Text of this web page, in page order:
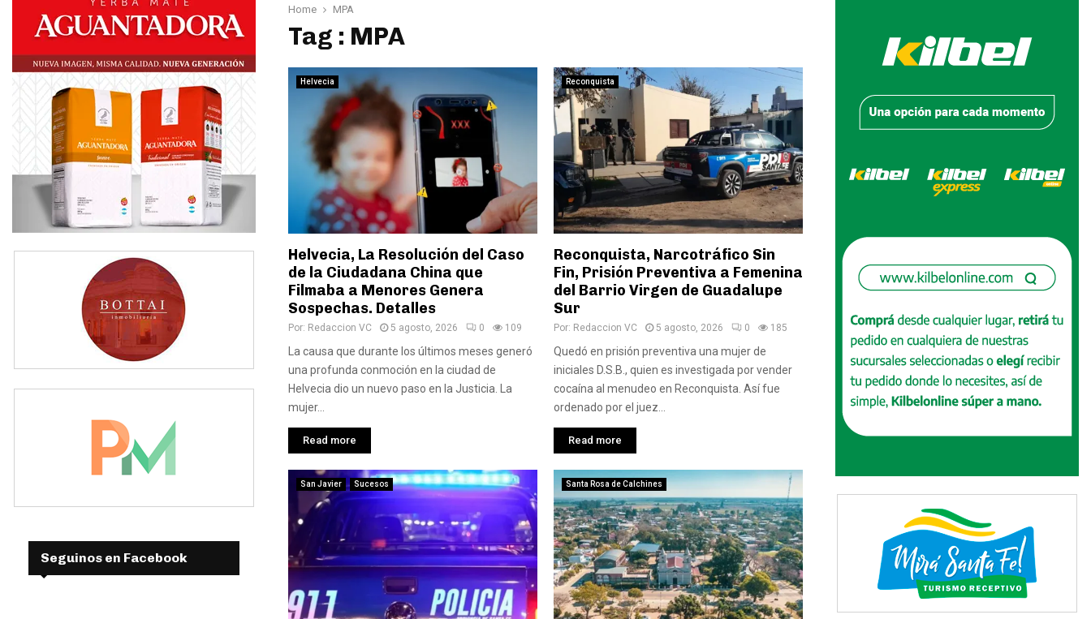
Home MPA
Tag : MPA
Helvecia
Helvecia, La Resolución del Caso
de la Ciudadana China que
Filmaba a Menores Genera
Sospechas. Detalles
Por: Redaccion VC 5 agosto, 2026 0 109
La causa que durante los últimos meses generó
una profunda conmoción en la ciudad de
Helvecia dio un nuevo paso en la Justicia. La
mujer...
Read more
Reconquista
Reconquista, Narcotráfico Sin
Fin, Prisión Preventiva a Femenina
del Barrio Virgen de Guadalupe
Sur
Por: Redaccion VC 5 agosto, 2026 0 185
Quedó en prisión preventiva una mujer de
iniciales D.S.B., quien es investigada por vender
cocaína al menudeo en Reconquista. Así fue
ordenado por el juez...
Read more
San Javier Sucesos Santa Rosa de Calchines
Seguinos en Facebook